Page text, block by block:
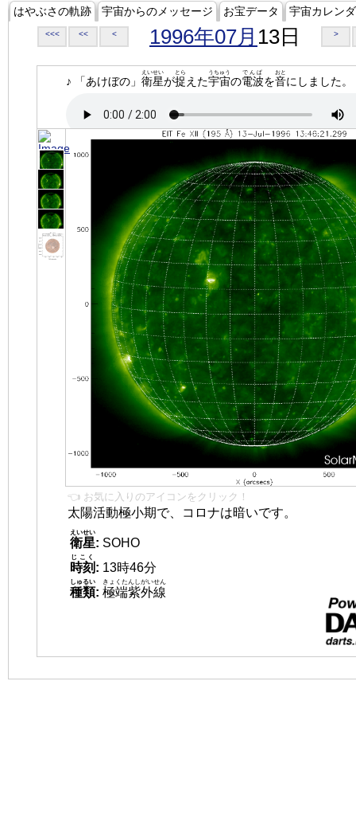
はやぶさの軌跡 宇宙からのメッセージ お宝データ 宇宙カレン
<<< << < 1996年07月 13日 >
♪ 「あけぼの」 衛星
えいせい
が捉
とら
えた宇宙
うちゅう
の電波
でんぱ
を音
おと
にしました。
👈 お気に入りのアイコンをクリック！
太陽活動極小期で、コロナは暗いです。
衛星
えいせい
: SOHO
時刻
じこく
: 13時46分
種類
しゅるい
: 極端紫外線
きょくたんしがいせん